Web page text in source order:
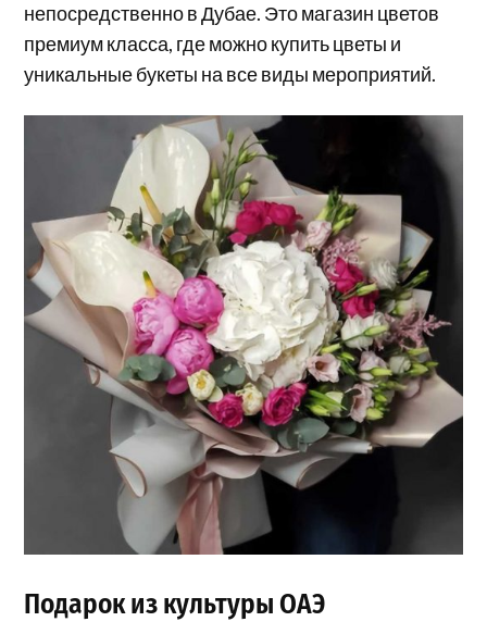
непосредственно в Дубае. Это магазин цветов
премиум класса, где можно купить цветы и
уникальные букеты на все виды мероприятий.
Подарок из культуры ОАЭ